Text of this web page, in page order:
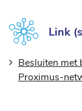
Link
Besluiten met
Proximus-